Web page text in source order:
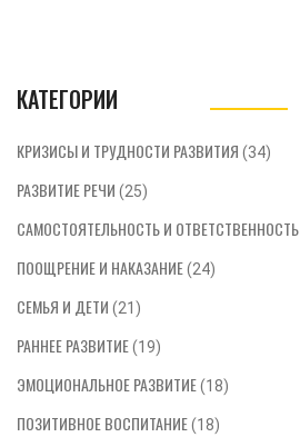
КАТЕГОРИИ
КРИЗИСЫ И ТРУДНОСТИ РАЗВИТИЯ (34)
РАЗВИТИЕ РЕЧИ (25)
САМОСТОЯТЕЛЬНОСТЬ И ОТВЕТСТВЕННОСТЬ
ПООЩРЕНИЕ И НАКАЗАНИЕ(24)
СЕМЬЯ И ДЕТИ (21)
РАННЕЕ РАЗВИТИЕ(19)
ЭМОЦИОНАЛЬНОЕ РАЗВИТИЕ(18)
ПОЗИТИВНОЕ ВОСПИТАНИЕ(18)